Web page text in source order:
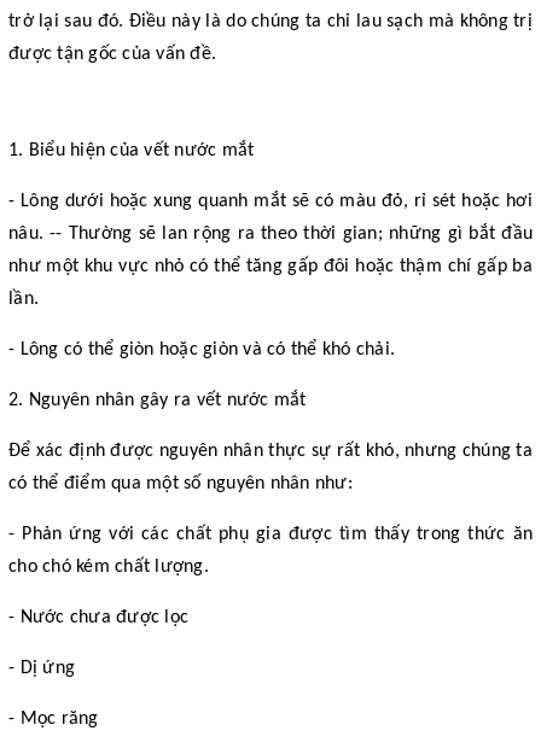
trở lại sau đó. Điều này là do chúng ta chỉ lau sạch mà không trị
được tận gốc của vấn đề.
1. Biểu hiện của vết nước mắt
- Lông dưới hoặc xung quanh mắt sẽ có màu đỏ, rỉ sét hoặc hơi
nâu. -- Thường sẽ lan rộng ra theo thời gian; những gì bắt đầu
như một khu vực nhỏ có thể tăng gấp đôi hoặc thậm chí gấp ba
lần.
- Lông có thể giòn hoặc giòn và có thể khó chải.
2. Nguyên nhân gây ra vết nước mắt
Để xác định được nguyên nhân thực sự rất khó, nhưng chúng ta
có thể điểm qua một số nguyên nhân như:
- Phản ứng với các chất phụ gia được tìm thấy trong thức ăn
cho chó kém chất lượng.
- Nước chưa được lọc
- Dị ứng
- Mọc răng